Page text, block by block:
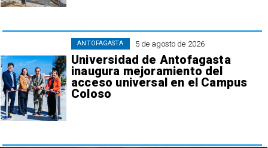
5 de agosto de 2026
Universidad de Antofagasta
inaugura mejoramiento del
acceso universal en el Campus
Coloso
ANTOFAGASTA